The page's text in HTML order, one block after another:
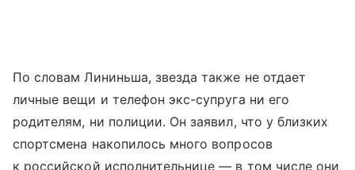
По словам Лининьша, звезда также не отдает
личные вещи и телефон экс-супруга ни его
родителям, ни полиции. Он заявил, что у близких
спортсмена накопилось много вопросов
к российской исполнительнице — в том числе они